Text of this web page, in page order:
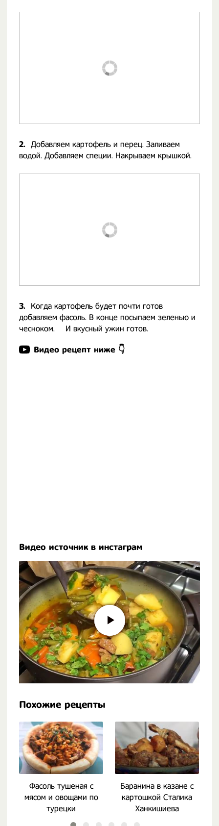
2. Добавляем картофель и перец. Заливаем
водой. Добавляем специи. Накрываем крышкой.
3.
Когда картофель будет почти готов
добавляем фасоль. В конце посыпаем зеленью и
чесноком. ⠀ И вкусный ужин готов.
Видео рецепт ниже 👇
Видео источник в инстаграм
Похожие рецепты
Фасоль тушеная с
мясом и овощами по
турецки
Баранина в казане с
картошкой Сталика
Ханкишиева